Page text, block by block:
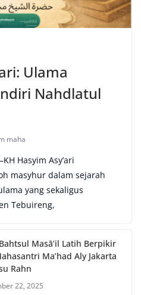
Ulama
Nahdlatul
maha
Hasyim Asy’ari
masyhur dalam sejarah
yang sekaligus
Tebuireng,
Masā’il Latih Berpikir
Ma’had Aly Jakarta
Rahn
22, 2025